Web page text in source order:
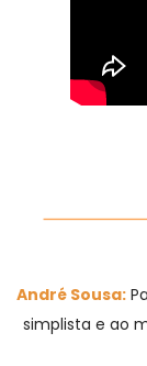
André Sousa:
simplista e ao